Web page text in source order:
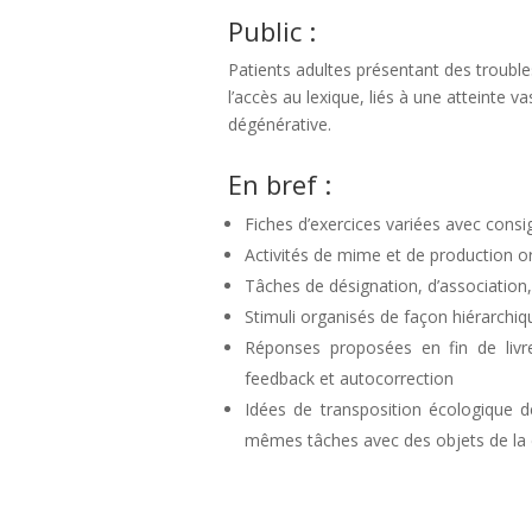
Public :
Patients adultes présentant des
l’accès au lexique, liés à une atteinte
dégénérative.
En bref :
Fiches d’exercices variées avec
Activités de mime et de production
Tâches de désignation,
Stimuli organisés de façon
Réponses proposées en fin de
feedback et autocorrection
Idées de transposition écologique
mêmes tâches avec des objets de la